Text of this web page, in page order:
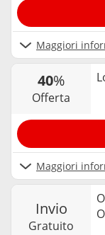
Maggiori
40%
offerta
Maggiori
invio
gratuito